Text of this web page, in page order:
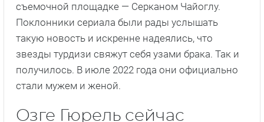
съемочной площадке — Серканом Чайоглу.
Поклонники сериала были рады услышать
такую новость и искренне надеялись, что
звезды турдизи свяжут себя узами брака. Так и
получилось. В июле 2022 года они официально
стали мужем и женой.
Озге Гюрель сейчас